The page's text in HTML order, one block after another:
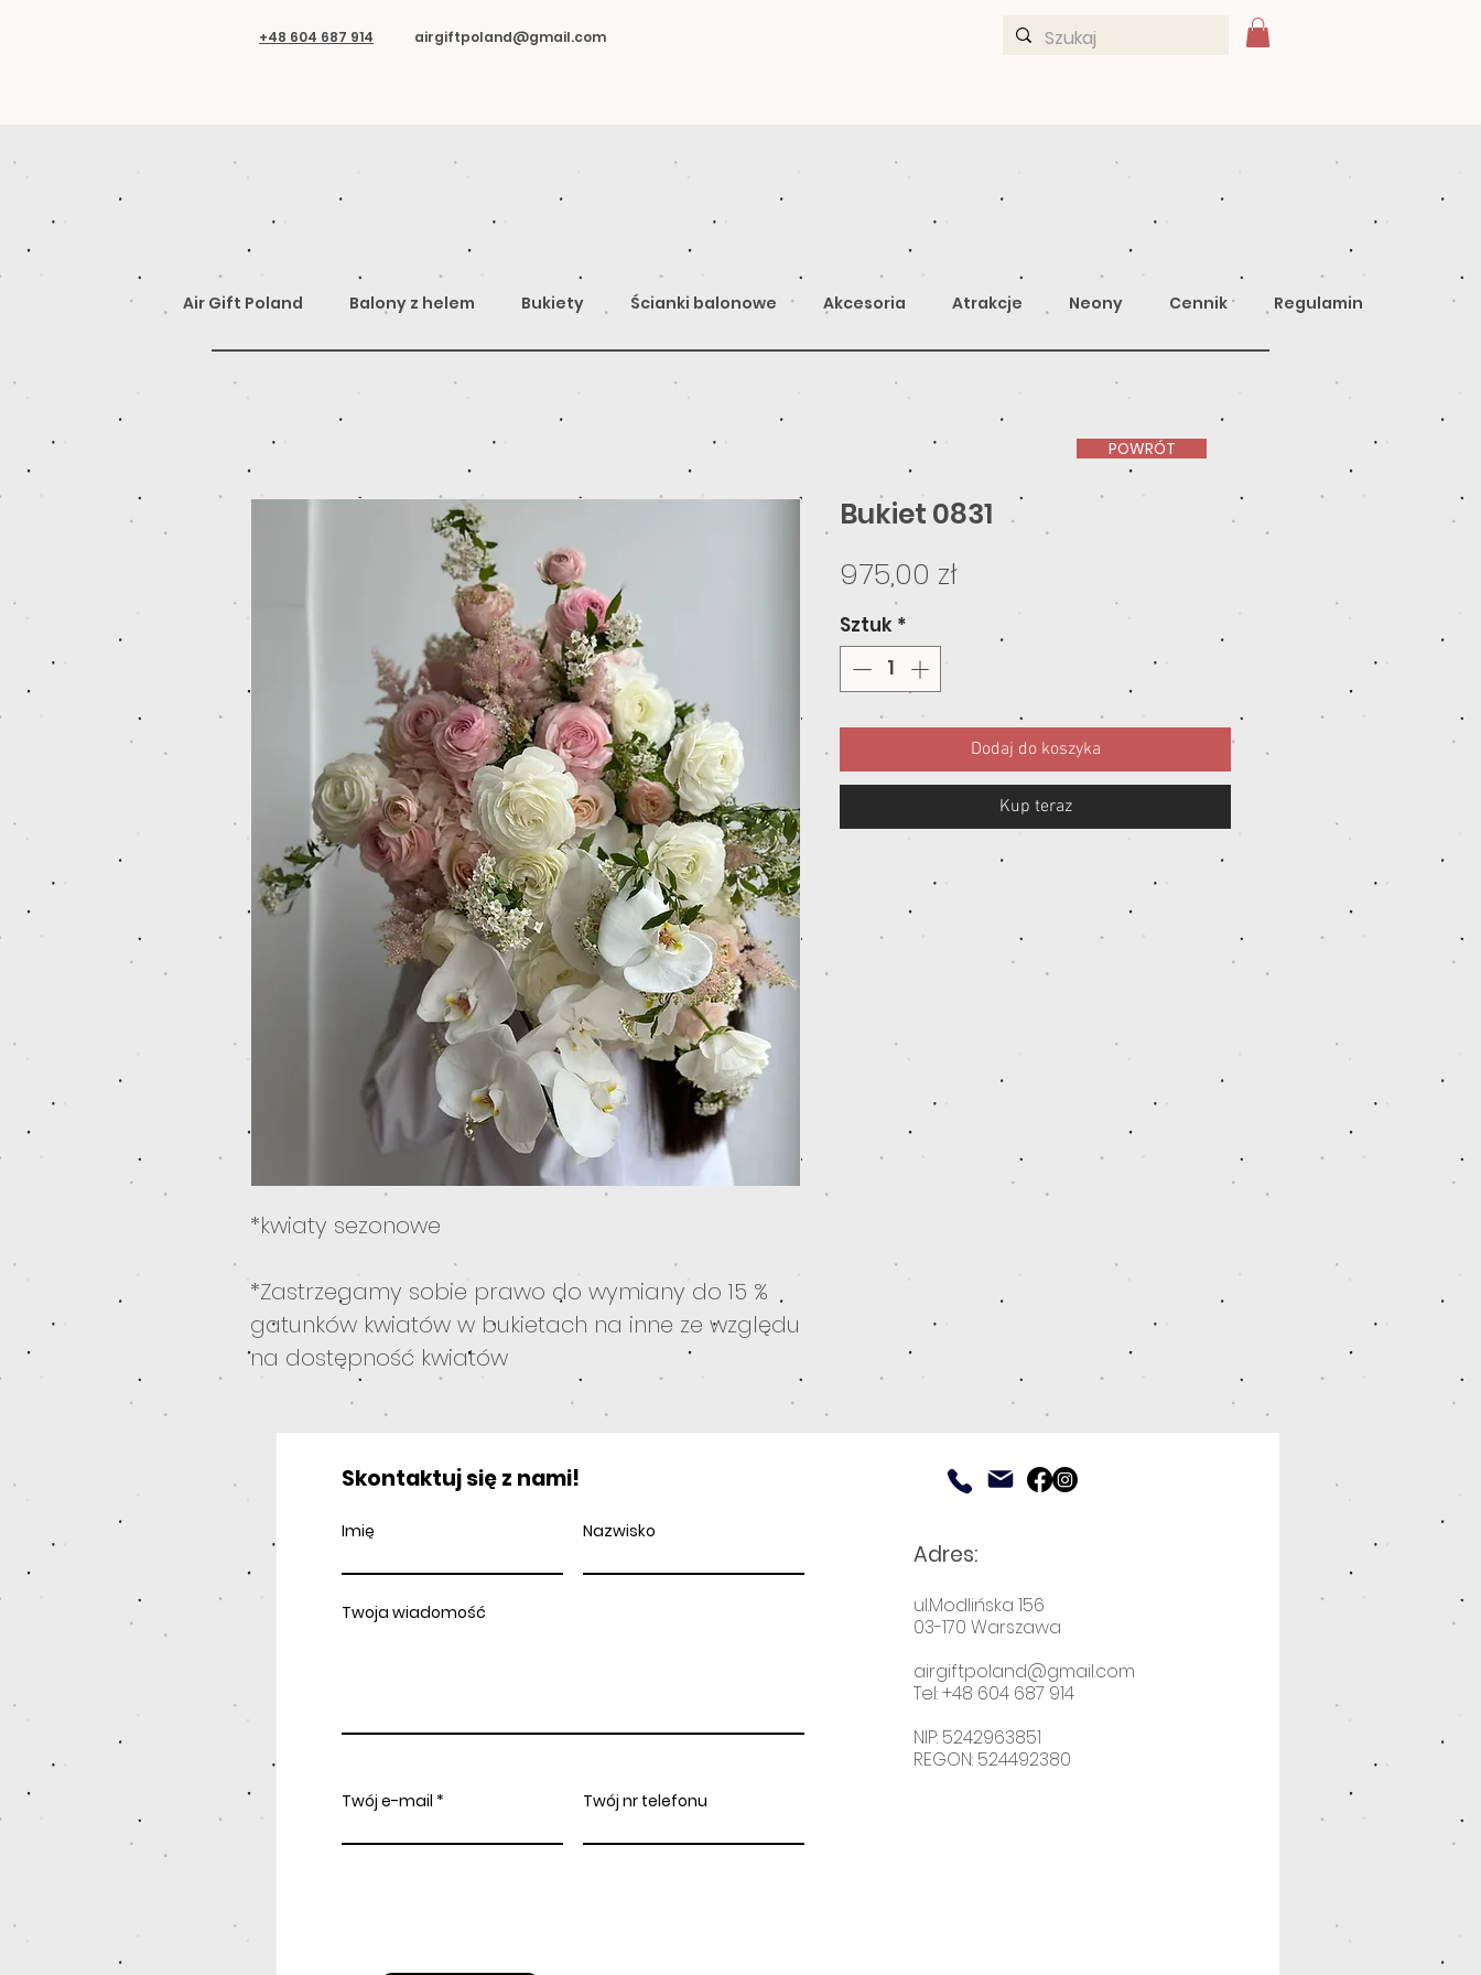
+48 604 687 914 airgiftpoland@gmail.com
Air Gift Poland Balony z helem Bukiety Ścianki balonowe Akcesoria Atrakcje Neony Cennik Regulamin
*kwiaty sezonowe
*Zastrzegamy sobie prawo do wymiany do 15 %
gatunków kwiatów w bukietach na inne ze względu
na dostępność kwiatów
Bukiet 0831
975,00 złCena
Sztuk *
Dodaj do koszyka
Kup teraz
POWRÓT
Skontaktuj się z nami!
Imię Nazwisko
Twoja wiadomość
Twój e-mail Twój nr telefonu
Adres:
ul.Modlińska 156
03-170 Warszawa
airgiftpoland@gmail.com
Tel: +48 604 687 914
NIP: 5242963851
REGON: 524492380